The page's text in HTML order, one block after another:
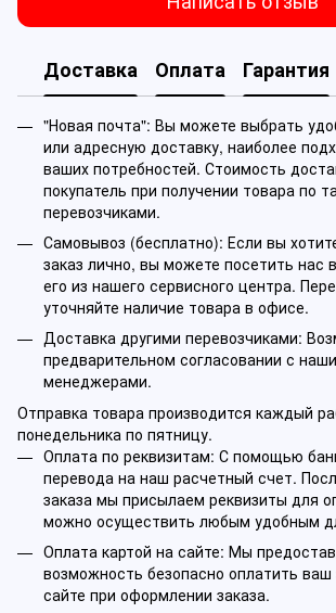
Доставка Оплата Гарантия
"Новая почта": Вы можете выбрать
или адресную доставку, наиболее
ваших потребностей. Стоимость
покупатель при получении товара по
перевозчиками.
Самовывоз (бесплатно): Если вы
заказ лично, вы можете посетить нас
его из нашего сервисного центра.
уточняйте наличие товара в офисе.
Доставка другими перевозчиками:
предварительном согласовании с
менеджерами.
Отправка товара производится каждый
понедельника по пятницу.
Оплата по реквизитам: С помощью
перевода на наш расчетный счет.
заказа мы присылаем реквизиты для
можно осуществить любым удобным
Оплата картой на сайте: Мы
возможность безопасно оплатить
сайте при оформлении заказа.